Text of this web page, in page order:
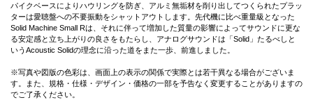
パイクベースによりハウリングを防ぎ、アルミ無垢材を削り出してつくられたプラッ
ターは愛聴盤への不要振動をシャットアウトします。先代機に比べ重量級となった
Solid Machine Small Rは、それに伴って増加した質量の影響によってサウンドに更な
る安定感と立ち上がりの良さをもたらし、アナログサウンドは「Solid」たるべしと
いうAcoustic Solidの理念に沿った道をまた一歩、前進しました。
※写真や図版の色彩は、画面上の表示の関係で実際とは若干異なる場合がございま
す。また、規格・仕様・デザイン・価格の一部を予告なく変更することがありますの
でご了承ください。